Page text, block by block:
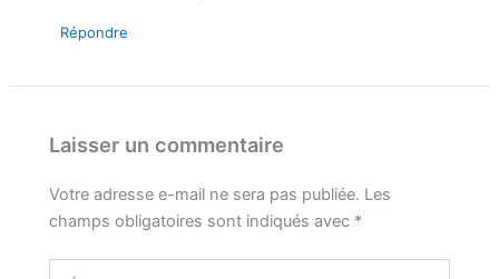
Répondre
Laisser un commentaire
Votre adresse e-mail ne sera pas publiée. Les
champs obligatoires sont indiqués avec *